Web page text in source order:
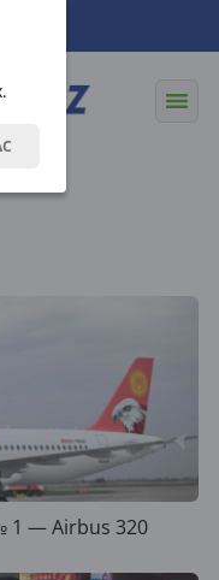
1 — Airbus 320